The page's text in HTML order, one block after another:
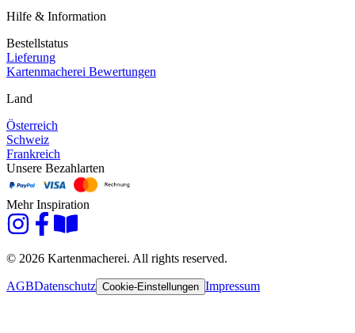
Hilfe & Information
Bestellstatus
Lieferung
Kartenmacherei Bewertungen
Land
Österreich
Schweiz
Frankreich
Unsere Bezahlarten
Mehr Inspiration
© 2026 Kartenmacherei. All rights reserved.
AGBDatenschutz Cookie-Einstellungen Impressum